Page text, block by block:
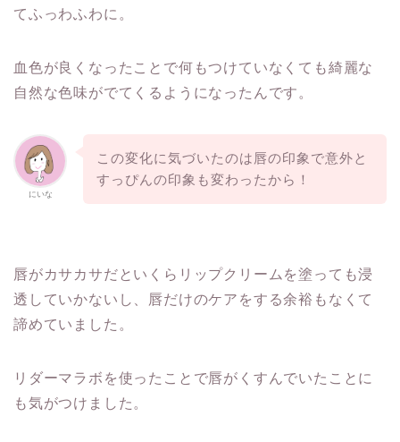
てふっわふわに。
血色が良くなったことで何もつけていなくても綺麗な
自然な色味がでてくるようになったんです。
にいな
この変化に気づいたのは唇の印象で意外と
すっぴんの印象も変わったから！
唇がカサカサだといくらリップクリームを塗っても浸
透していかないし、唇だけのケアをする余裕もなくて
諦めていました。
リダーマラボを使ったことで唇がくすんでいたことに
も気がつけました。